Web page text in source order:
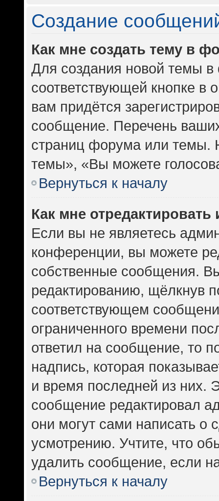
Создание
Как мне создать тему в
Для создания новой темы
соответствующей кнопке
вам придётся
сообщение. Перечень
страниц форума или темы.
темы», «Вы можете
Вернуться к началу
Как мне
Если вы не являетесь
конференции, вы можете
собственные сообщения.
редактированию, щёлкнув
соответствующем
ограниченного времени
ответил на сообщение, то
надпись, которая
и время последней из них.
сообщение редактировал
они могут сами написать о
усмотрению. Учтите, что
удалить сообщение, если
Вернуться к началу